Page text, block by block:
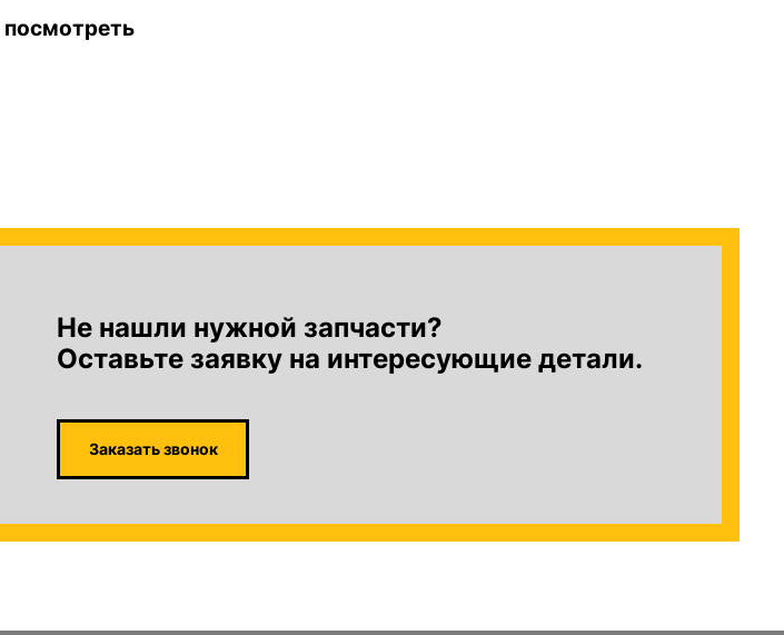
Не нашли нужной запчасти?
Оставьте заявку на интересующие детали.
Заказать звонок